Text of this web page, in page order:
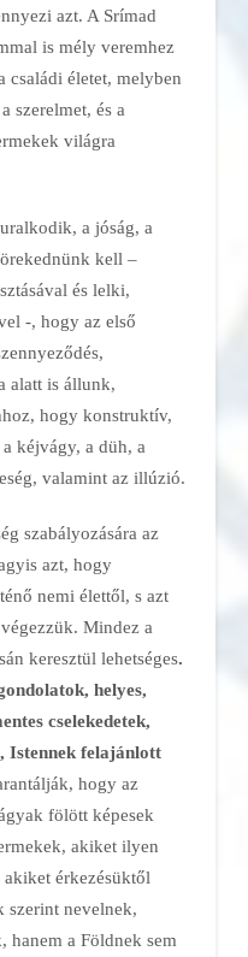
azt. A Srímad
is mély veremhez
családi életet, melyben
szerelmet, és a
világra
a jóság, a
kell –
és lelki,
-, hogy az első
alatt is állunk,
hogy konstruktív,
kéjvágy, a düh, a
valamint az illúzió.
szabályozására az
azt, hogy
nemi élettől, s azt
Mindez a
keresztül lehetséges.
helyes,
cselekedetek,
Istennek felajánlott
hogy az
fölött képesek
akiket ilyen
érkezésüktől
szerint nevelnek,
hanem a Földnek sem